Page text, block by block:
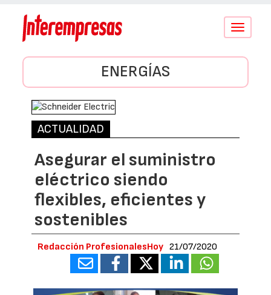
Conmutar
ENERGÍAS
ACTUALIDAD
Asegurar el suministro
eléctrico siendo
flexibles, eficientes y
sostenibles
Redacción ProfesionalesHoy 21/07/2020